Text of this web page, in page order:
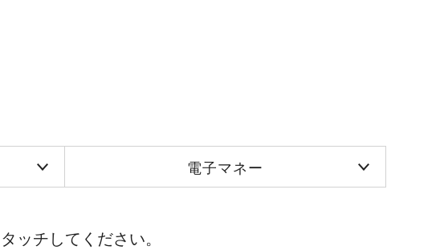
電子マネー
ッチしてください。